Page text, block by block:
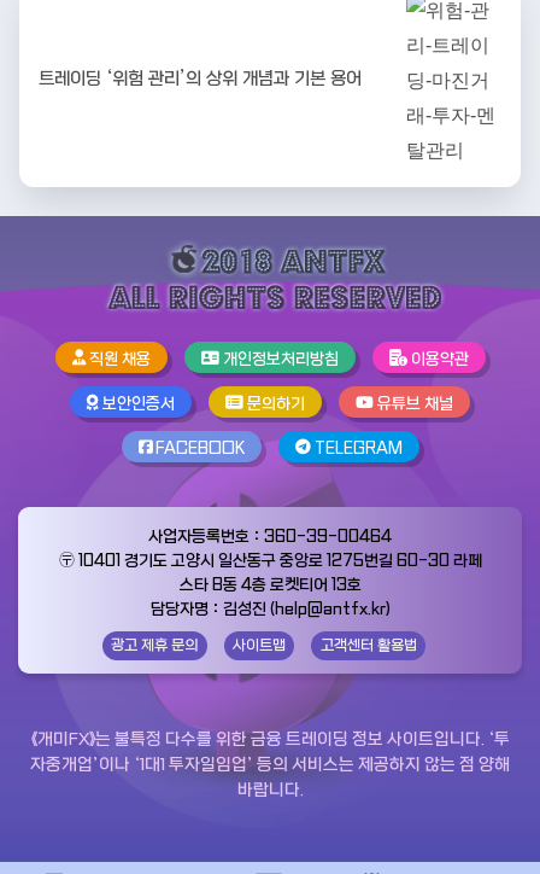
트레이딩 ‘위험 관리’의 상위 개념과 기본 용어
직원 채용 개인정보처리방침 이용약관
보안인증서 문의하기 유튜브 채널
FACEBOOK TELEGRAM
사업자등록번호：360-39-00464
〶 10401 경기도 고양시 일산동구 중앙로 1275번길 60-30 라페
스타 B동 4층 로켓티어 13호
담당자명：김성진 (help@antfx.kr)
광고 제휴 문의 사이트맵 고객센터 활용법
《개미FX》는 불특정 다수를 위한 금융 트레이딩 정보 사이트입니다. ‘투
자중개업’이나 ‘1대1 투자일임업’ 등의 서비스는 제공하지 않는 점 양해
바랍니다.